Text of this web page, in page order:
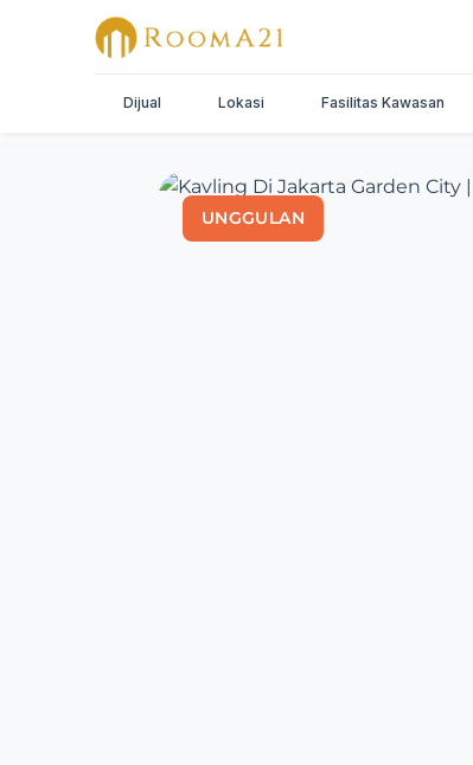
Dijual Lokasi Fasilitas Kawasan
UNGGULAN